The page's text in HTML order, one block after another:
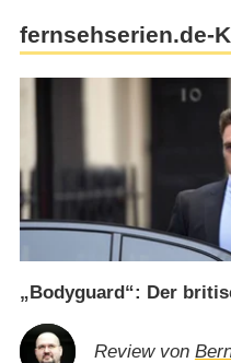
fernsehserien.de-
„Bodyguard“: Der
Review von